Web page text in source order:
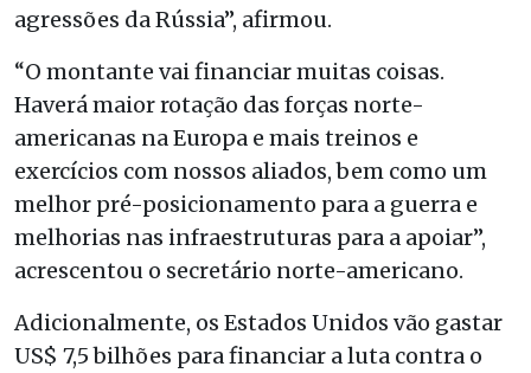
agressões da Rússia”, afirmou.
“O montante vai financiar muitas coisas.
Haverá maior rotação das forças norte-
americanas na Europa e mais treinos e
exercícios com nossos aliados, bem como um
melhor pré-posicionamento para a guerra e
melhorias nas infraestruturas para a apoiar”,
acrescentou o secretário norte-americano.
Adicionalmente, os Estados Unidos vão gastar
US$ 7,5 bilhões para financiar a luta contra o